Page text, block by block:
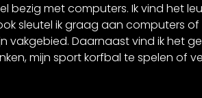
bezig met computers. Ik vind het
sleutel ik graag aan computers of
vakgebied. Daarnaast vind ik het
mijn sport korfbal te spelen of